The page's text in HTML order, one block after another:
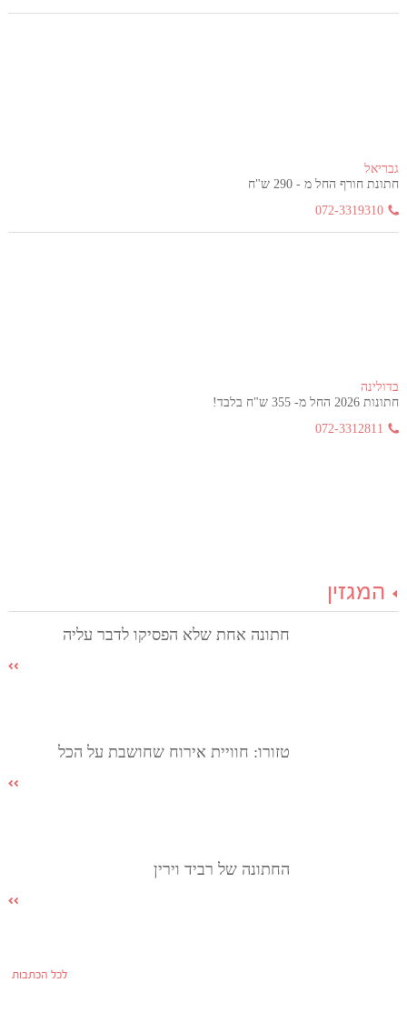
גבריאל
חתונת חורף החל מ - 290 ש"ח
072-3319310
בדולינה
חתונות 2026 החל מ- 355 ש"ח בלבד!
072-3312811
המגזין
חתונה אחת שלא הפסיקו לדבר עליה
טזורו: חוויית אירוח שחושבת על הכל
החתונה של רביד וירין
לכל הכתבות